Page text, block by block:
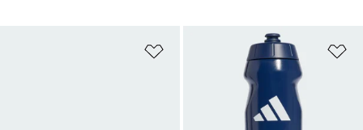
Añadir a la lista de deseos